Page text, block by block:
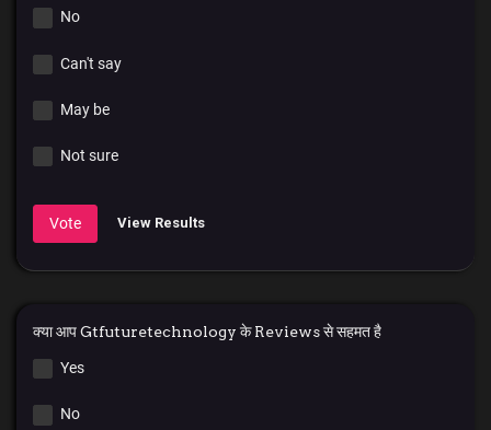
No
Can't say
May be
Not sure
Vote View Results
क्या आप Gtfuturetechnology के Reviews से सहमत है
Yes
No